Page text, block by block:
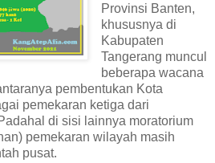
Provinsi Banten,
khususnya di
Kabupaten
Tangerang muncul
beberapa wacana
pembentukan Kota
pemekaran ketiga dari
di sisi lainnya moratorium
pemekaran wilayah masih
pusat.